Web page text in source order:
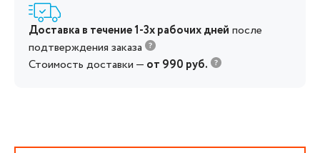
Доставка в течение 1-3х рабочих дней после
подтверждения заказа
Стоимость доставки — от 990 руб.